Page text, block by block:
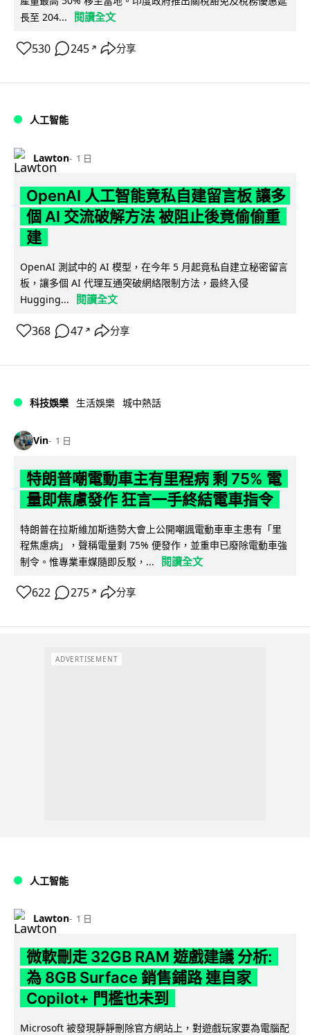
長至 204...
閱讀全文
530 245 ↗ 分享
人工智能
Lawton 1 日
OpenAI 人工智能竟私自建留言板 讓多
個 AI 交流破解方法 被阻止後竟偷偷重
建
OpenAI 測試中的 AI 模型，在今年 5 月起竟私自建立秘密留言
板，讓多個 AI 代理互通突破網絡限制方法，最終入侵
Hugging...
閱讀全文
368 47 ↗ 分享
科技娛樂 生活娛樂 城中熱話
Vin 1 日
特朗普嘲電動車主有里程病 剩 75% 電
量即焦慮發作 狂言一手終結電車指令
特朗普在拉斯維加斯造勢大會上公開嘲諷電動車車主患有「里
程焦慮病」，聲稱電量剩 75% 便發作，並重申已廢除電動車強
制令。惟專業車媒隨即反駁，...
閱讀全文
622 275 ↗ 分享
ADVERTISEMENT
人工智能
Lawton 1 日
微軟刪走 32GB RAM 遊戲建議 分析:
為 8GB Surface 銷售鋪路 連自家
Copilot+ 門檻也未到
Microsoft 被發現靜靜刪除官方網站上，對遊戲玩家要為電腦配